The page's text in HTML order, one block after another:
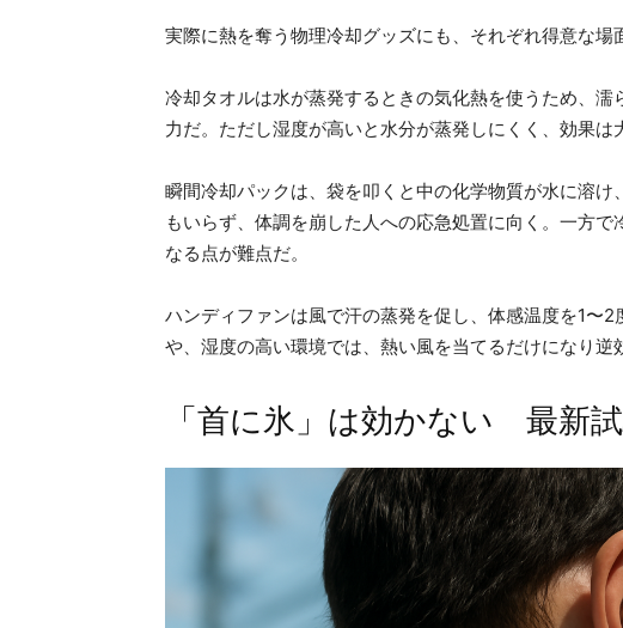
実際に熱を奪う物理冷却グッズにも、それぞれ得意な場
冷却タオルは水が蒸発するときの気化熱を使うため、
力だ。ただし湿度が高いと水分が蒸発しにくく、効果は
瞬間冷却パックは、袋を叩くと中の化学物質が水に溶
もいらず、体調を崩した人への応急処置に向く。一方
なる点が難点だ。
ハンディファンは風で汗の蒸発を促し、体感温度を1〜
や、湿度の高い環境では、熱い風を当てるだけになり逆
「首に氷」は効かない 最新